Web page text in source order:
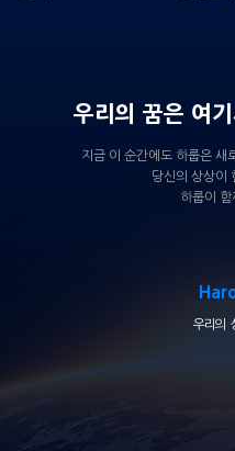
우리의 꿈은 여
지금 이 순간에도 하룹은 새
당신의 상상이
하룹이 함
우리의